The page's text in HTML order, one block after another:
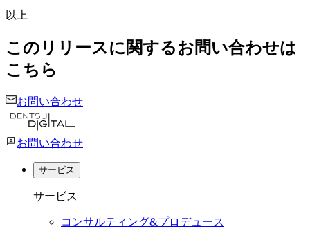
以上
このリリースに関するお問い合わせは
こちら
お問い合わせ
お問い合わせ
サービス
サービス
コンサルティング&プロデュース